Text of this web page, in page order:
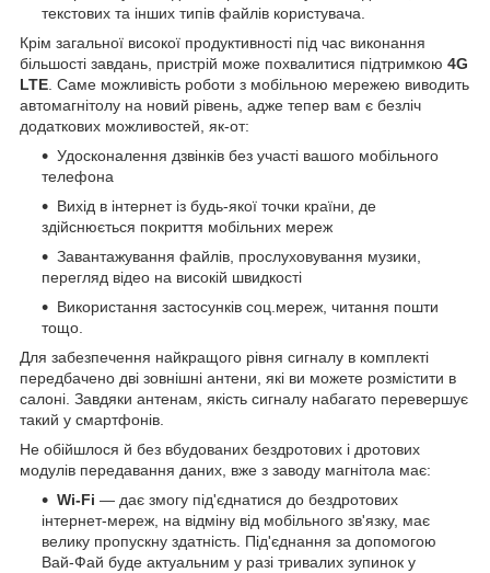
текстових та інших типів файлів користувача.
Крім загальної високої продуктивності під час виконання
більшості завдань, пристрій може похвалитися підтримкою 4G
LTE . Саме можливість роботи з мобільною мережею виводить
автомагнітолу на новий рівень, адже тепер вам є безліч
додаткових можливостей, як-от:
Удосконалення дзвінків без участі вашого мобільного
телефона
Вихід в інтернет із будь-якої точки країни, де
здійснюється покриття мобільних мереж
Завантажування файлів, прослуховування музики,
перегляд відео на високій швидкості
Використання застосунків соц.мереж, читання пошти
тощо.
Для забезпечення найкращого рівня сигналу в комплекті
передбачено дві зовнішні антени, які ви можете розмістити в
салоні. Завдяки антенам, якість сигналу набагато перевершує
такий у смартфонів.
Не обійшлося й без вбудованих бездротових і дротових
модулів передавання даних, вже з заводу магнітола має:
Wi-Fi — дає змогу під'єднатися до бездротових
інтернет-мереж, на відміну від мобільного зв'язку, має
велику пропускну здатність. Під'єднання за допомогою
Вай-Фай буде актуальним у разі тривалих зупинок у